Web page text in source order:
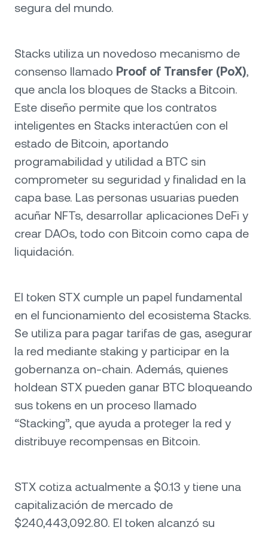
segura del mundo.
Stacks utiliza un novedoso mecanismo de
consenso llamado Proof of Transfer (PoX),
que ancla los bloques de Stacks a Bitcoin.
Este diseño permite que los contratos
inteligentes en Stacks interactúen con el
estado de Bitcoin, aportando
programabilidad y utilidad a BTC sin
comprometer su seguridad y finalidad en la
capa base. Las personas usuarias pueden
acuñar NFTs, desarrollar aplicaciones DeFi y
crear DAOs, todo con Bitcoin como capa de
liquidación.
El token STX cumple un papel fundamental
en el funcionamiento del ecosistema Stacks.
Se utiliza para pagar tarifas de gas, asegurar
la red mediante staking y participar en la
gobernanza on-chain. Además, quienes
holdean STX pueden ganar BTC bloqueando
sus tokens en un proceso llamado
“Stacking”, que ayuda a proteger la red y
distribuye recompensas en Bitcoin.
STX cotiza actualmente a $0.13 y tiene una
capitalización de mercado de
$240,443,092.80. El token alcanzó su